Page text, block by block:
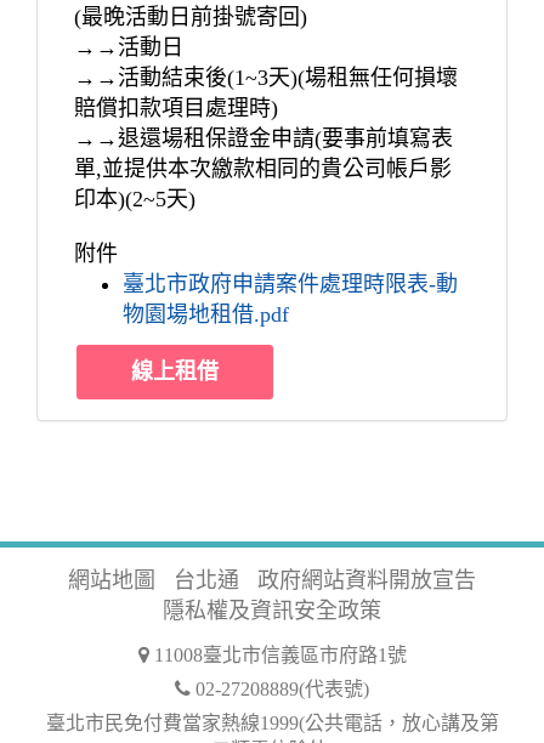
(最晚活動日前掛號寄回)
→→活動日
→→活動結束後(1~3天)(場租無任何損壞
賠償扣款項目處理時)
→→退還場租保證金申請(要事前填寫表
單,並提供本次繳款相同的貴公司帳戶影
印本)(2~5天)
附件
臺北市政府申請案件處理時限表-動
物園場地租借.pdf
線上租借
網站地圖 台北通
政府網站資料開放宣告
隱私權及資訊安全政策
11008臺北市信義區市府路1號
02-27208889(代表號)
臺北市民免付費當家熱線1999(公共電話，放心講及第